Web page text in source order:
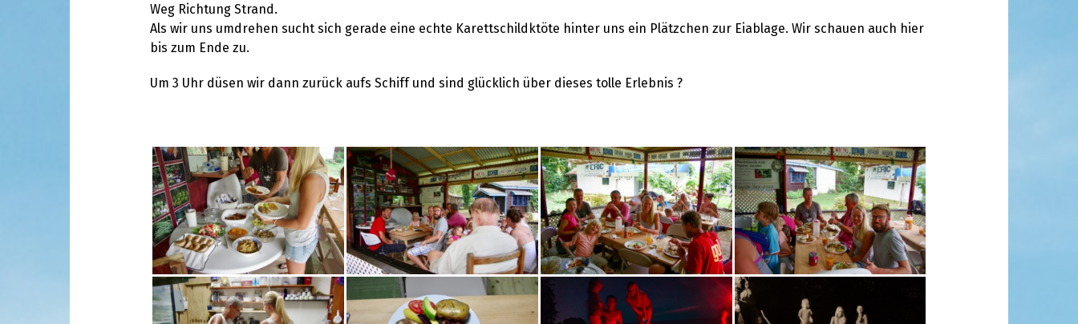
Weg Richtung Strand.
Als wir uns umdrehen sucht sich gerade eine echte Karettschildktöte hinter uns ein Plätzchen zur Eiablage. Wir schauen auch hier
bis zum Ende zu.
Um 3 Uhr düsen wir dann zurück aufs Schiff und sind glücklich über dieses tolle Erlebnis ?